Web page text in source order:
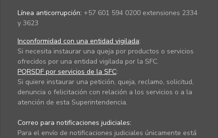
Línea anticorrupción: +57 601 594 0200 extensiones 2334
y 3623
Inconformidad con una entidad vigilada:
Si necesita instaurar una queja por productos o servicios
ofrecidos por una entidad vigilada por la SFC.
PQRSDF por servicios de la SFC:
Si quiere instaurar una petición, queja, reclamo, solicitud,
denuncia o felicitación con relación a los servicios o a la
atención de esta Superintendencia.
Correo para notificaciones judiciales:
Para el envío de notificaciones judiciales únicamente está